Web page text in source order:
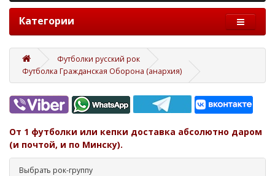
Категории
Футболки русский рок
Футболка Гражданская Оборона (анархия)
От 1 футболки или кепки доставка абсолютно даром
(и почтой, и по Минску).
Выбрать рок-группу